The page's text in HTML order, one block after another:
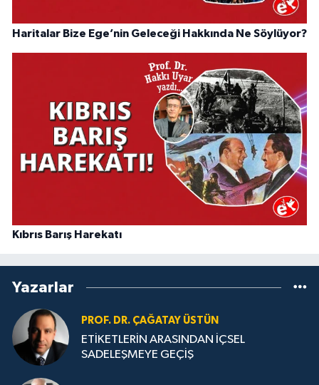
Haritalar Bize Ege’nin Geleceği Hakkında Ne Söylüyor?
Kıbrıs Barış Harekatı
Yazarlar
PROF. DR. ÇAĞATAY ÜSTÜN
ETİKETLERİN ARASINDAN İÇSEL
SADELEŞMEYE GEÇİŞ